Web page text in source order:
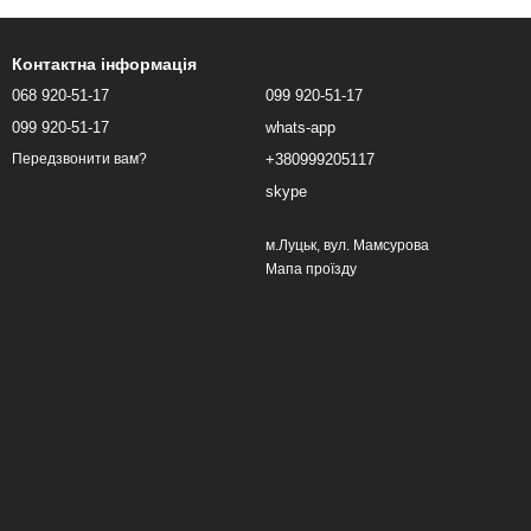
Контактна інформація
068 920-51-17
099 920-51-17
Передзвонити вам?
099 920-51-17
whats-app
+380999205117
skype
м.Луцьк, вул. Мамсурова
Мапа проїзду